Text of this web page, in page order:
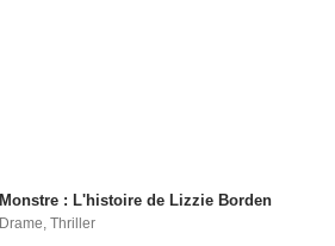
Monstre : L'histoire de Lizzie Borden
Drame,Thriller